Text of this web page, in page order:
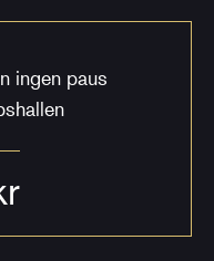
ingen paus